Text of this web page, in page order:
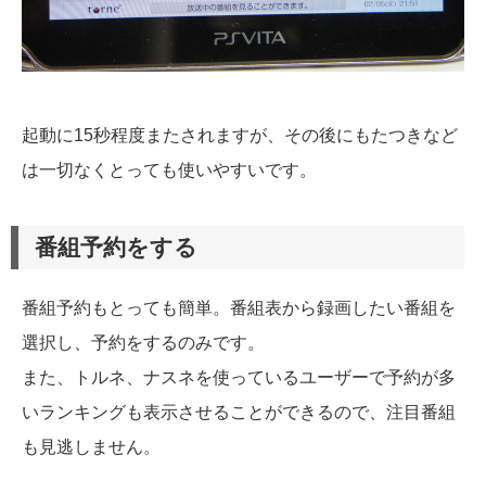
起動に15秒程度またされますが、その後にもたつきなど
は一切なくとっても使いやすいです。
番組予約をする
番組予約もとっても簡単。番組表から録画したい番組を
選択し、予約をするのみです。
また、トルネ、ナスネを使っているユーザーで予約が多
いランキングも表示させることができるので、注目番組
も見逃しません。